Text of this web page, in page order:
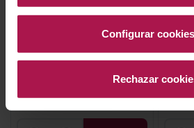
Configurar cookies
Rechazar
Paco y Lola Bodegas y Viñedos
Precio especial
10,35 €
Paco y
90In
Precio
8,95 €